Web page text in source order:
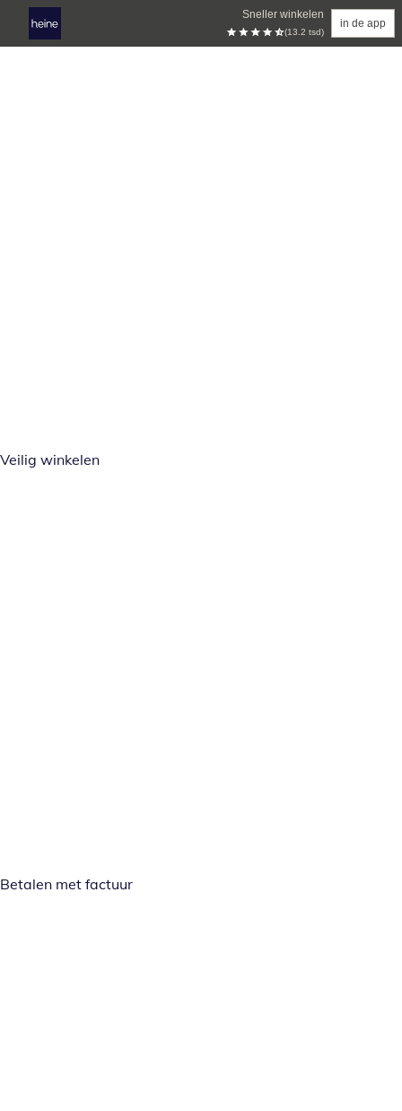
Sneller winkelen
(13.2 tsd)
in de app
Veilig winkelen
Betalen met factuur